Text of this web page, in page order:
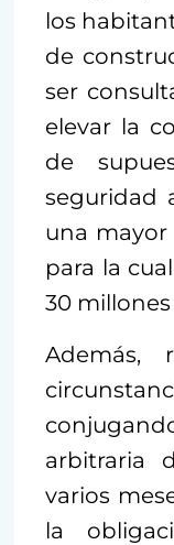
los
de
ser
elevar la
de
seguridad
una mayor
para la
30
Además,
arbitraria
varios
la